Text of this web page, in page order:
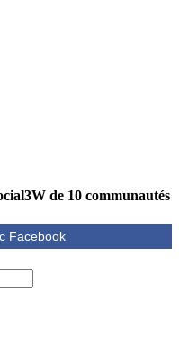
de 10 communautés